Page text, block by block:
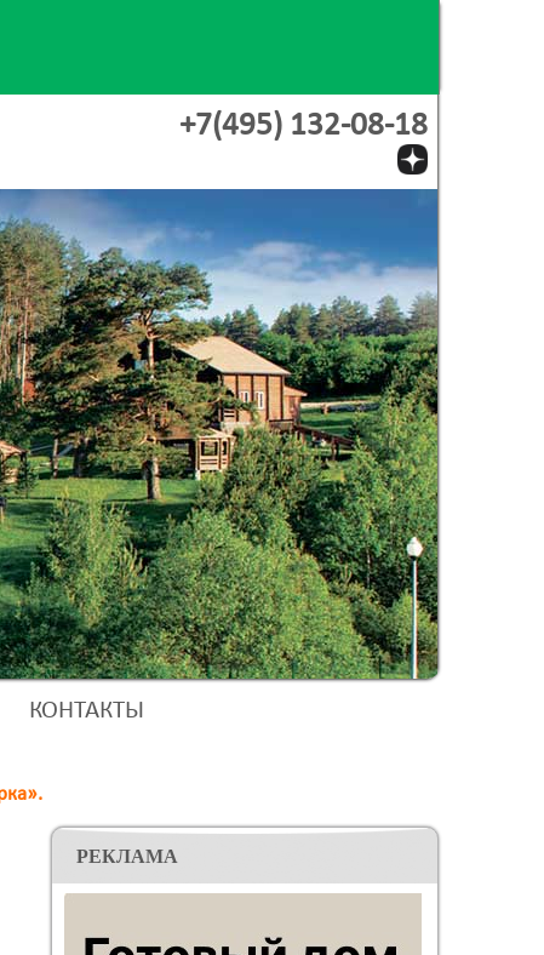
+7(495) 132-08-18
КОНТАКТЫ
РЕКЛАМА